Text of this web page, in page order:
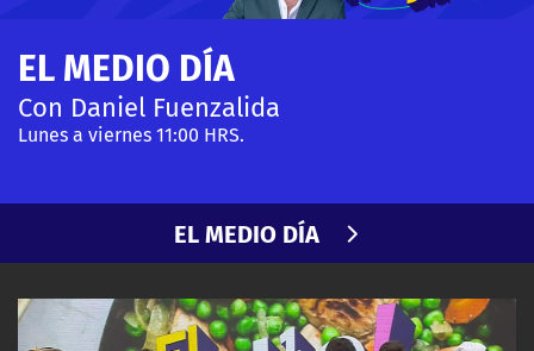
CASTING TVN VERTICAL
TVN VERTICAL
TVN PLAY
NTV
EL MEDIO DÍA
Con Daniel Fuenzalida
Lunes a viernes 11:00 HRS.
EL MEDIO DÍA